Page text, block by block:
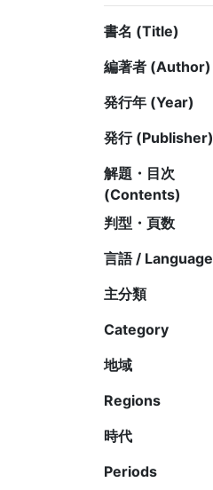
書名 (Title)
編著者 (Author)
発行年 (Year)
発行 (Publisher)
解題・目次
(Contents)
判型・頁数
言語 / Language
主分類
Category
地域
Regions
時代
Periods